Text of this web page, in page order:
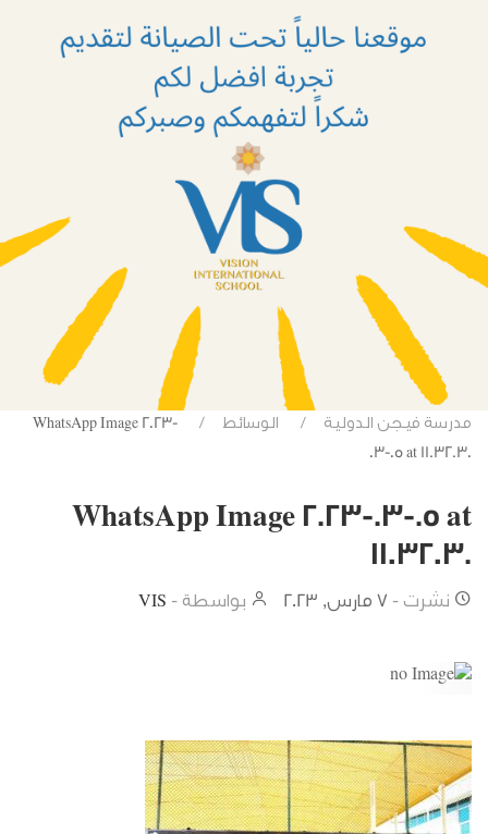
مدرسة فيجن الدولية الوسائط
WhatsApp Image 2023-
03-05 at 11.32.30
WhatsApp Image 2023-03-05 at
11.32.30
نشرت - بواسطة - VIS